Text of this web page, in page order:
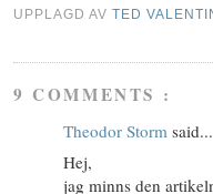
UPPLAGD AVTED
9 COMMENTS :
Theodor Storm said...
Hej,
jag minns den